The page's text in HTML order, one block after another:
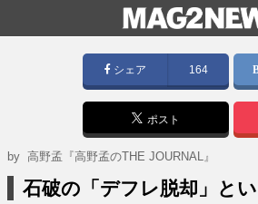
シェア 164
ポスト
by高野孟『高野孟のTHE JOURNAL』
石破の「デフレ脱却」と